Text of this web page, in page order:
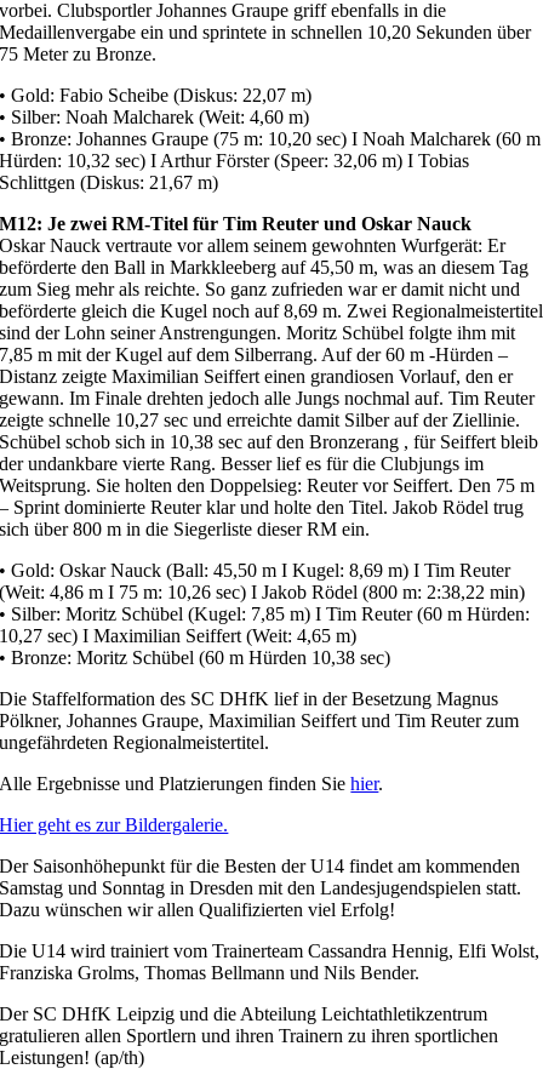
vorbei. Clubsportler Johannes Graupe griff ebenfalls in die
Medaillenvergabe ein und sprintete in schnellen 10,20 Sekunden über
75 Meter zu Bronze.
• Gold: Fabio Scheibe (Diskus: 22,07 m)
• Silber: Noah Malcharek (Weit: 4,60 m)
• Bronze: Johannes Graupe (75 m: 10,20 sec) I Noah Malcharek (60 m
Hürden: 10,32 sec) I Arthur Förster (Speer: 32,06 m) I Tobias
Schlittgen (Diskus: 21,67 m)
M12: Je zwei RM-Titel für Tim Reuter und Oskar Nauck
Oskar Nauck vertraute vor allem seinem gewohnten Wurfgerät: Er
beförderte den Ball in Markkleeberg auf 45,50 m, was an diesem Tag
zum Sieg mehr als reichte. So ganz zufrieden war er damit nicht und
beförderte gleich die Kugel noch auf 8,69 m. Zwei Regionalmeistertitel
sind der Lohn seiner Anstrengungen. Moritz Schübel folgte ihm mit
7,85 m mit der Kugel auf dem Silberrang. Auf der 60 m -Hürden –
Distanz zeigte Maximilian Seiffert einen grandiosen Vorlauf, den er
gewann. Im Finale drehten jedoch alle Jungs nochmal auf. Tim Reuter
zeigte schnelle 10,27 sec und erreichte damit Silber auf der Ziellinie.
Schübel schob sich in 10,38 sec auf den Bronzerang , für Seiffert bleib
der undankbare vierte Rang. Besser lief es für die Clubjungs im
Weitsprung. Sie holten den Doppelsieg: Reuter vor Seiffert. Den 75 m
– Sprint dominierte Reuter klar und holte den Titel. Jakob Rödel trug
sich über 800 m in die Siegerliste dieser RM ein.
• Gold: Oskar Nauck (Ball: 45,50 m I Kugel: 8,69 m) I Tim Reuter
(Weit: 4,86 m I 75 m: 10,26 sec) I Jakob Rödel (800 m: 2:38,22 min)
• Silber: Moritz Schübel (Kugel: 7,85 m) I Tim Reuter (60 m Hürden:
10,27 sec) I Maximilian Seiffert (Weit: 4,65 m)
• Bronze: Moritz Schübel (60 m Hürden 10,38 sec)
Die Staffelformation des SC DHfK lief in der Besetzung Magnus
Pölkner, Johannes Graupe, Maximilian Seiffert und Tim Reuter zum
ungefährdeten Regionalmeistertitel.
Alle Ergebnisse und Platzierungen finden Siehier.
Hier geht es zur Bildergalerie.
Der Saisonhöhepunkt für die Besten der U14 findet am kommenden
Samstag und Sonntag in Dresden mit den Landesjugendspielen statt.
Dazu wünschen wir allen Qualifizierten viel Erfolg!
Die U14 wird trainiert vom Trainerteam Cassandra Hennig, Elfi Wolst,
Franziska Grolms, Thomas Bellmann und Nils Bender.
Der SC DHfK Leipzig und die Abteilung Leichtathletikzentrum
gratulieren allen Sportlern und ihren Trainern zu ihren sportlichen
Leistungen! (ap/th)